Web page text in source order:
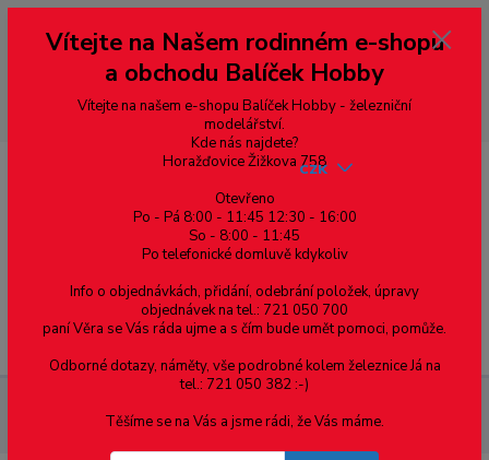
--- pro zákazníky ze Slovenska a jiných zemí, pokud chcete platit v eurech
přepněte si e-shop na euro 💶 pro přepočet měny - pravý horní roh ---
dobírky – pokud si z nějakého důvodu zásilku nevyzvednete, bude po
domluvě zaslána znovu s opětovnou platbou za poštovné, v opačném
případě bude zrušena a účet přidán na blacklist a rušeny následující
objednávky.
Menu
CZK
Vítejte na Našem rodinném e-shopu
a obchodu Balíček Hobby
Vítejte na našem e-shopu Balíček Hobby - železniční
modelářství.
Kde nás najdete?
Horažďovice Žižkova 758
Otevřeno
Po - Pá 8:00 - 11:45 12:30 - 16:00
So - 8:00 - 11:45
Po telefonické domluvě kdykoliv
Info o objednávkách, přidání, odebrání položek, úpravy
objednávek na tel.: 721 050 700
paní Věra se Vás ráda ujme a s čím bude umět pomoci, pomůže.
Odborné dotazy, náměty, vše podrobné kolem železnice Já na
tel.: 721 050 382 :-)
Těšíme se na Vás a jsme rádi, že Vás máme.